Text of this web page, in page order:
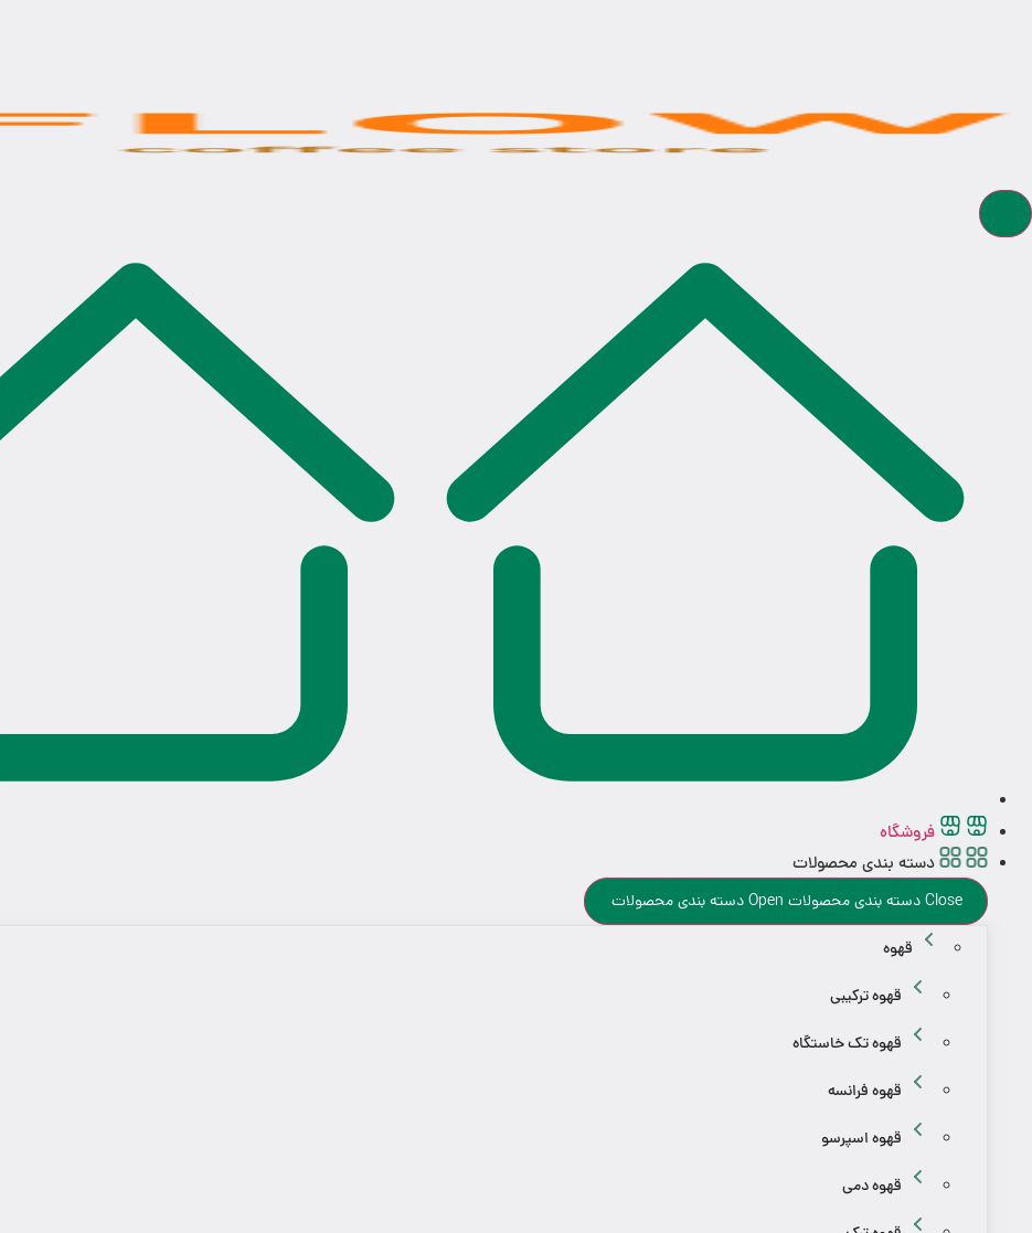
فروشگاه
دسته بندی محصولات
Close دسته بندی محصولات Open دسته بندی محصولات
قهوه
قهوه ترکیبی
قهوه تک خاستگاه
قهوه فرانسه
قهوه اسپرسو
قهوه دمی